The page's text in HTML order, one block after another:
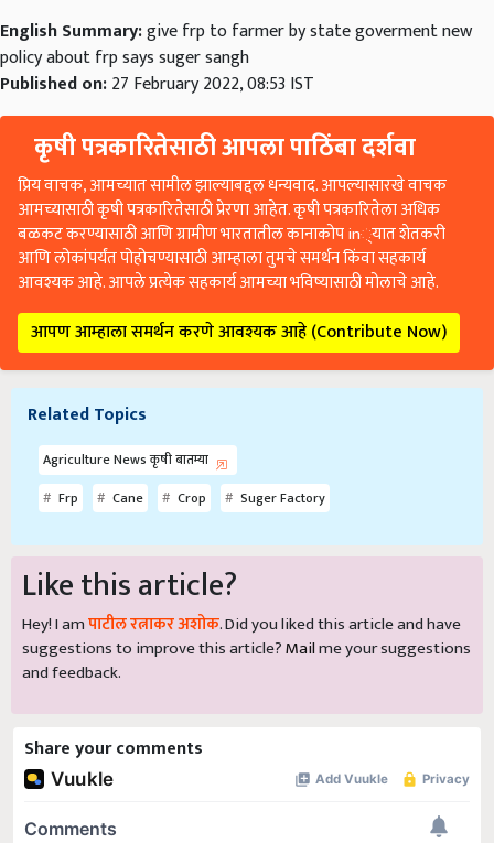
English Summary:give frp to farmer by state goverment new
policy about frp says suger sangh
Published on:27 February 2022, 08:53 IST
कृषी पत्रकारितेसाठी आपला पाठिंबा दर्शवा
प्रिय वाचक, आमच्यात सामील झाल्याबद्दल धन्यवाद. आपल्यासारखे वाचक
आमच्यासाठी कृषी पत्रकारितेसाठी प्रेरणा आहेत. कृषी पत्रकारितेला अधिक
बळकट करण्यासाठी आणि ग्रामीण भारतातील कानाकोप in्यात शेतकरी
आणि लोकांपर्यंत पोहोचण्यासाठी आम्हाला तुमचे समर्थन किंवा सहकार्य
आवश्यक आहे. आपले प्रत्येक सहकार्य आमच्या भविष्यासाठी मोलाचे आहे.
आपण आम्हाला समर्थन करणे आवश्यक आहे (Contribute Now)
Related Topics
Agriculture News कृषी बातम्या
Frp
Cane Crop Suger Factory
Like this article?
Hey! I amपाटील रत्नाकर अशोक. Did you liked this article and have
suggestions to improve this article?Mailme your suggestions
and feedback.
Share your comments